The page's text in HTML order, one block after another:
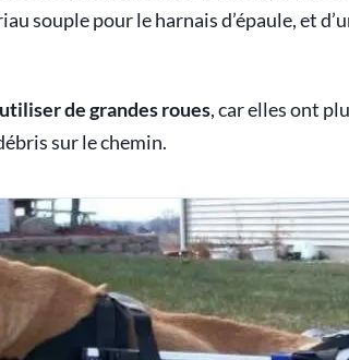
souple pour le harnais d’épaule, et
de grandes roues, car elles ont
sur le chemin.